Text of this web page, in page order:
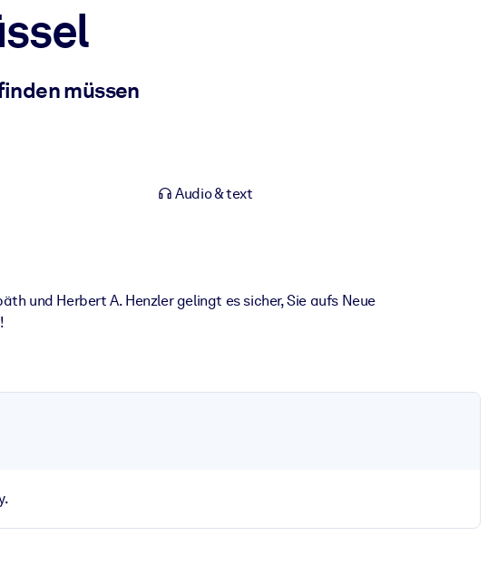
müssen
Audio & text
und Herbert A. Henzler gelingt es sicher, Sie aufs Neue